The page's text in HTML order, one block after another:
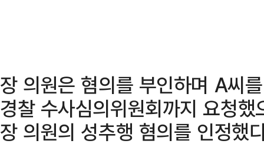
장 의원은 혐의를 부인하며 A씨
경찰 수사심의위원회까지 요청
장 의원의 성추행 혐의를 인정했